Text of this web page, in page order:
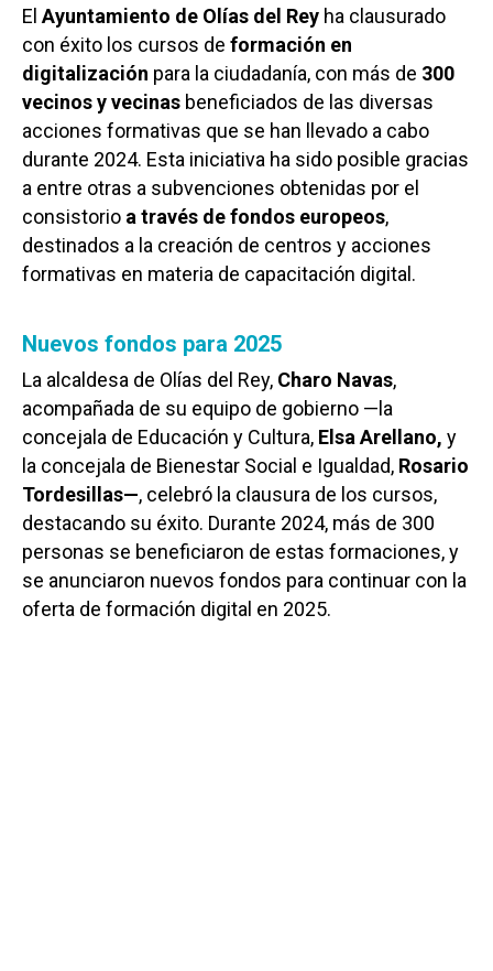
El Ayuntamiento de Olías del Rey ha clausurado
con éxito los cursos de formación en
digitalización para la ciudadanía, con más de 300
vecinos y vecinas beneficiados de las diversas
acciones formativas que se han llevado a cabo
durante 2024. Esta iniciativa ha sido posible gracias
a entre otras a subvenciones obtenidas por el
consistorio a través de fondos europeos,
destinados a la creación de centros y acciones
formativas en materia de capacitación digital.
Nuevos fondos para 2025
La alcaldesa de Olías del Rey, Charo Navas,
acompañada de su equipo de gobierno —la
concejala de Educación y Cultura, Elsa Arellano, y
la concejala de Bienestar Social e Igualdad, Rosario
Tordesillas—, celebró la clausura de los cursos,
destacando su éxito. Durante 2024, más de 300
personas se beneficiaron de estas formaciones, y
se anunciaron nuevos fondos para continuar con la
oferta de formación digital en 2025.